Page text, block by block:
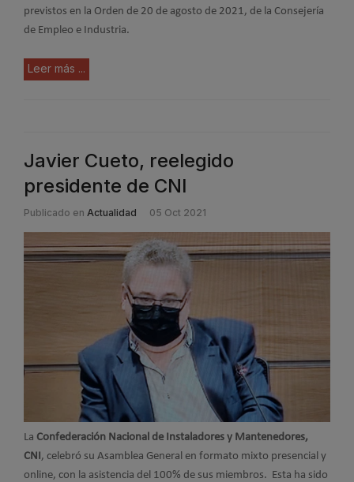
previstos en la Orden de 20 de agosto de 2021, de la Consejería
de Empleo e Industria.
Leer más ...
Javier Cueto, reelegido
presidente de CNI
Publicado en Actualidad 05 Oct 2021
La Confederación Nacional de Instaladores y Mantenedores,
CNI, celebró su Asamblea General en formato mixto presencial y
online, con la asistencia del 100% de sus miembros. Esta ha sido